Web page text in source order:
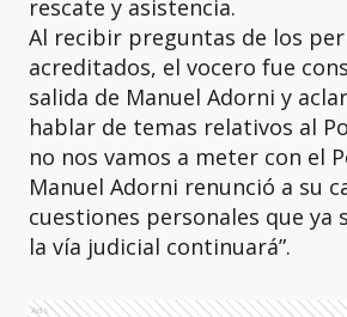
rescate y asistencia.
Al recibir preguntas de los
acreditados, el vocero fue
salida de Manuel Adorni y
hablar de temas relativos al
no nos vamos a meter con el
Manuel Adorni renunció a su
cuestiones personales que ya
la vía judicial continuará”.
Ads